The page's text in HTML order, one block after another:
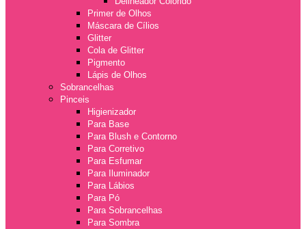
Primer de Olhos
Máscara de Cílios
Glitter
Cola de Glitter
Pigmento
Lápis de Olhos
Sobrancelhas
Pinceis
Higienizador
Para Base
Para Blush e Contorno
Para Corretivo
Para Esfumar
Para Iluminador
Para Lábios
Para Pó
Para Sobrancelhas
Para Sombra